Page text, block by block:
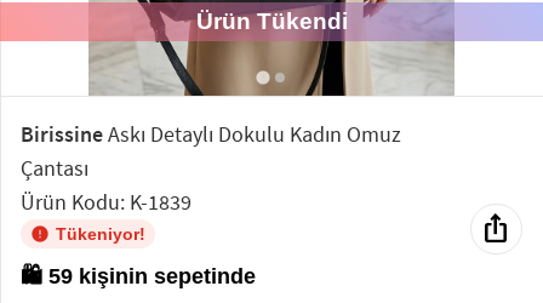
Tunik
Ürün Tükendi
BirissineAskı Detaylı Dokulu Kadın Omuz
Çantası
Ürün Kodu: K-1839
Tükeniyor!
🛍️ 59 kişinin sepetinde
ios_share